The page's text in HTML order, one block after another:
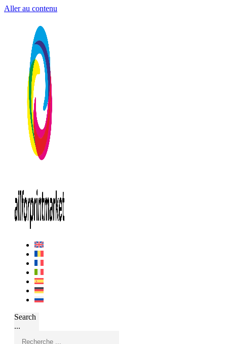
Aller au contenu
Search
...